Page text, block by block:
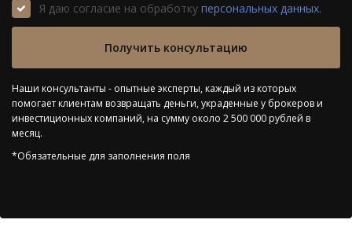
Я даю согласие на обработку персональных данных.
Получить консультацию
Наши консультанты - опытные эксперты, каждый из которых
помогает клиентам возвращать деньги, украденные у брокеров и
инвестиционных компаний, на сумму около 2 500 000 рублей в
месяц.
*Обязательные для заполнения поля